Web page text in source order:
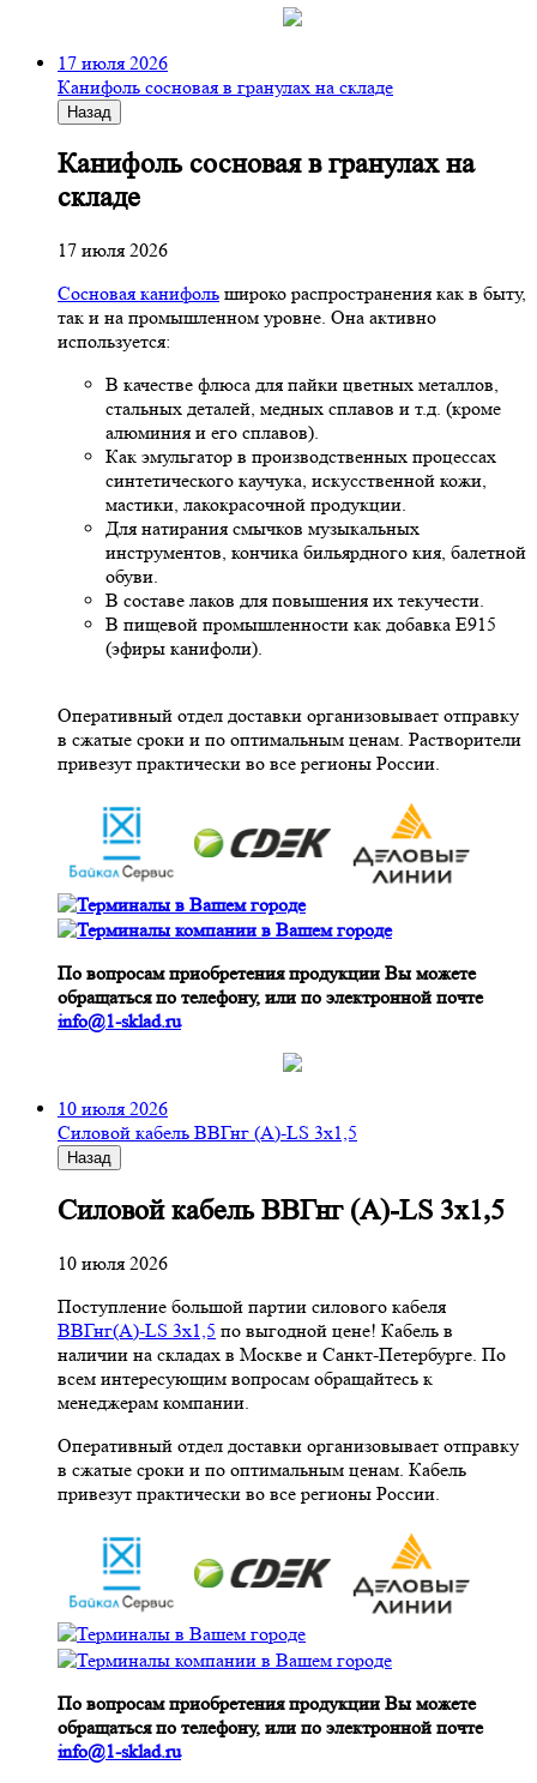
17 июля 2026
Канифоль сосновая в гранулах на складе
Назад
Канифоль сосновая в гранулах на
складе
17 июля 2026
Сосновая канифоль широко распространения как в быту,
так и на промышленном уровне. Она активно
используется:
В качестве флюса для пайки цветных металлов,
стальных деталей, медных сплавов и т.д. (кроме
алюминия и его сплавов).
Как эмульгатор в производственных процессах
синтетического каучука, искусственной кожи,
мастики, лакокрасочной продукции.
Для натирания смычков музыкальных
инструментов, кончика бильярдного кия, балетной
обуви.
В составе лаков для повышения их текучести.
В пищевой промышленности как добавка Е915
(эфиры канифоли).
Оперативный отдел доставки организовывает отправку
в сжатые сроки и по оптимальным ценам. Растворители
привезут практически во все регионы России.
По вопросам приобретения продукции Вы можете
обращаться по телефону, или по электронной почте
info@1-sklad.ru
10 июля 2026
Cиловой кабель ВВГнг (A)-LS 3х1,5
Назад
Cиловой кабель ВВГнг (A)-LS 3х1,5
10 июля 2026
Поступление большой партии силового кабеля
ВВГнг(A)-LS 3х1,5 по выгодной цене! Кабель в
наличии на складах в Москве и Санкт-Петербурге. По
всем интересующим вопросам обращайтесь к
менеджерам компании.
Оперативный отдел доставки организовывает отправку
в сжатые сроки и по оптимальным ценам. Кабель
привезут практически во все регионы России.
По вопросам приобретения продукции Вы можете
обращаться по телефону, или по электронной почте
info@1-sklad.ru